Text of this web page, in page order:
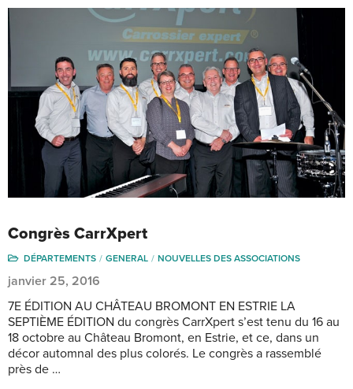
Congrès CarrXpert
DÉPARTEMENTS GENERAL NOUVELLES DES ASSOCIATIONS
janvier 25, 2016
7E ÉDITION AU CHÂTEAU BROMONT EN ESTRIE LA
SEPTIÈME ÉDITION du congrès CarrXpert s’est tenu du 16 au
18 octobre au Château Bromont, en Estrie, et ce, dans un
décor automnal des plus colorés. Le congrès a rassemblé
près de …